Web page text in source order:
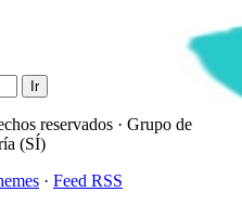
reservados · Grupo de
(SÍ)
· Feed RSS